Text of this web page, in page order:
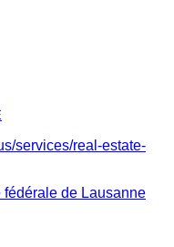
services/real-estate-